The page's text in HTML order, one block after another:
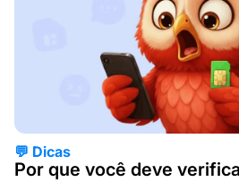
💬 Dicas
Por que você deve